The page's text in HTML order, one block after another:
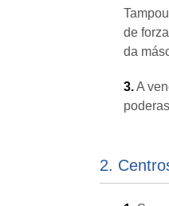
de
da
3.A
2.